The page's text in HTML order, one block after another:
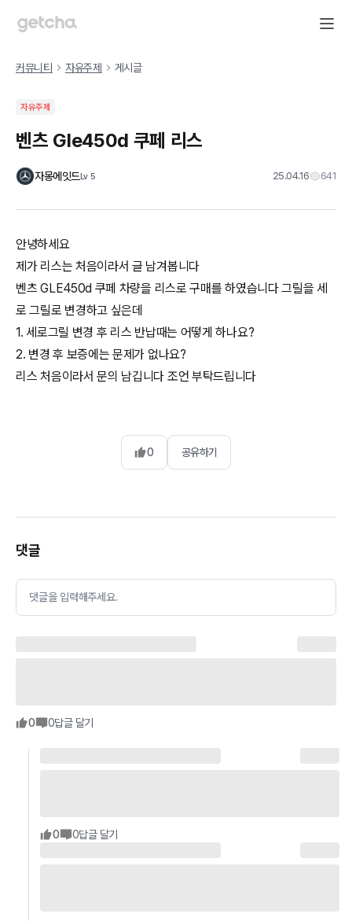
커뮤니티 자유주제 게시글
자유주제
벤츠 Gle450d 쿠페 리스
자몽에잇드Lv5 25.04.16 641
안녕하세요
제가 리스는 처음이라서 글 남겨봅니다
벤츠 GLE450d 쿠페 차량을 리스로 구매를 하였습니다 그릴을 세
로 그릴로 변경하고 싶은데
1. 세로그릴 변경 후 리스 반납때는 어떻게 하나요?
2. 변경 후 보증에는 문제가 없나요?
리스 처음이라서 문의 남깁니다 조언 부탁드립니다
0 공유하기
댓글
댓글을 입력해주세요.
0 0답글 달기
0 0답글 달기